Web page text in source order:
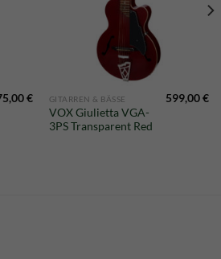
€ GITARREN & BÄSSE
VOX Giulietta VGA-
3PS Transparent Red
599,00€